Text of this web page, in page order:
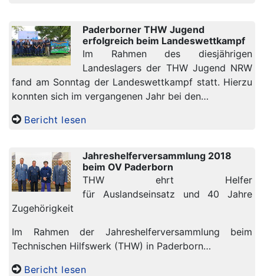
Paderborner THW Jugend
erfolgreich beim Landeswettkampf
Im Rahmen des diesjährigen
Landeslagers der THW Jugend NRW
fand am Sonntag der Landeswettkampf statt. Hierzu
konnten sich im vergangenen Jahr bei den…
Bericht lesen
Jahreshelferversammlung 2018
beim OV Paderborn
THW ehrt Helfer
für Auslandseinsatz und 40 Jahre
Zugehörigkeit
Im Rahmen der Jahreshelferversammlung beim
Technischen Hilfswerk (THW) in Paderborn…
Bericht lesen